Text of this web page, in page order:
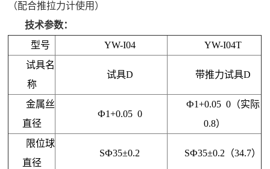
（配合推拉力计使用）
技术参数：
型号
YW-I04
YW-I04T
试具名
称
试具D 带推力试具D
金属丝
直径
Ф1+0.05 0
Ф1+0.05 0（实际
0.8）
限位球
直径
SФ35±0.2 SФ35±0.2（34.7）